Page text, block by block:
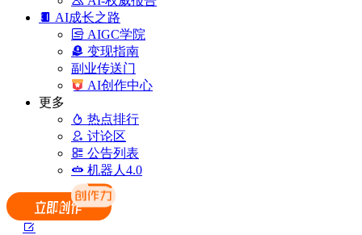
AI成长之路
AIGC学院
变现指南
副业传送门
AI创作中心
更多
热点排行
讨论区
公告列表
机器人4.0